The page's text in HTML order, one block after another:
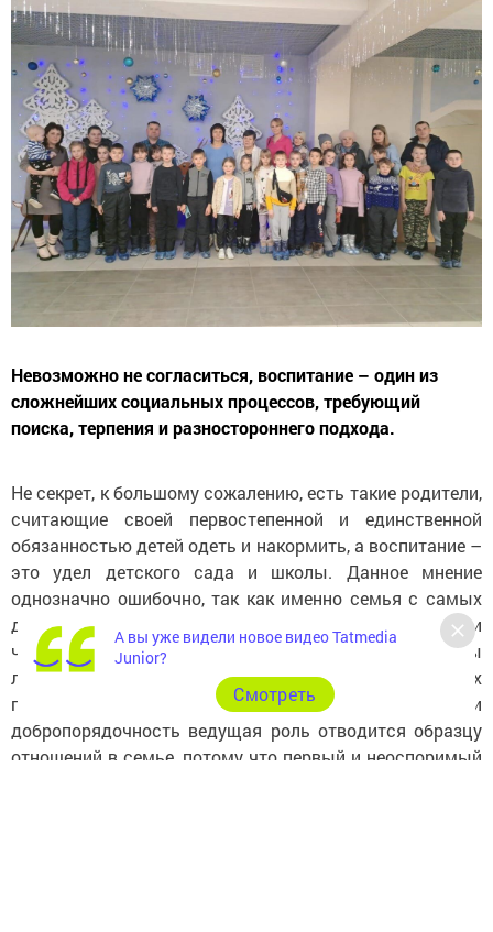
Невозможно не согласиться, воспитание – один из
сложнейших социальных процессов, требующий
поиска, терпения и разностороннего подхода.
Не секрет, к большому сожалению, есть такие родители,
считающие своей первостепенной и единственной
обязанностью детей одеть и накормить, а воспитание –
это удел детского сада и школы. Данное мнение
однозначно ошибочно, так как именно семья с самых
древних времен – это основа первичной социализации
человека, именно в семье закладываются основы
личности. В основе зарождения таких нравственных
понятий как честность, отзывчивость и
добропорядочность ведущая роль отводится образцу
отношений в семье, потому что первый и неоспоримый
А вы уже видели новое видео Tatmedia
Junior?
Cмотреть